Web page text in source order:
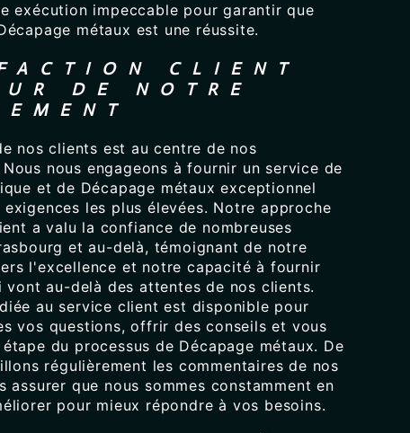
exécution impeccable pour garantir que
métaux est une réussite.
CLIENT
DE NOTRE
nos clients est au centre de nos
nous engageons à fournir un service de
et de Décapage métaux exceptionnel
les plus élevées. Notre approche
a valu la confiance de nombreuses
et au-delà, témoignant de notre
l'excellence et notre capacité à fournir
vont au-delà des attentes de nos clients.
au service client est disponible pour
vos questions, offrir des conseils et vous
du processus de Décapage métaux. De
régulièrement les commentaires de nos
assurer que nous sommes constamment en
pour mieux répondre à vos besoins.